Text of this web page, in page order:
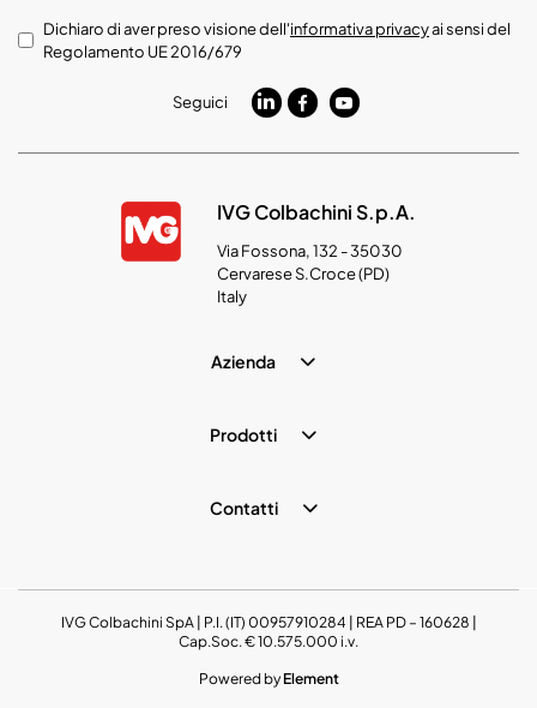
Dichiaro di aver preso visione dell'informativa privacyai sensi del
Regolamento UE 2016/679
Seguici
IVG Colbachini S.p.A.
Via Fossona, 132 - 35030
Cervarese S.Croce (PD)
Italy
Azienda
Prodotti
Contatti
IVG Colbachini SpA | P.I. (IT) 00957910284 | REA PD – 160628 |
Cap.Soc. € 10.575.000 i.v.
Powered by Element